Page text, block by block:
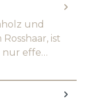
und
ist
nur effe…